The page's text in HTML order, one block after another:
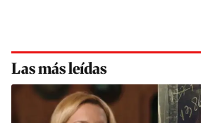
Las más leídas